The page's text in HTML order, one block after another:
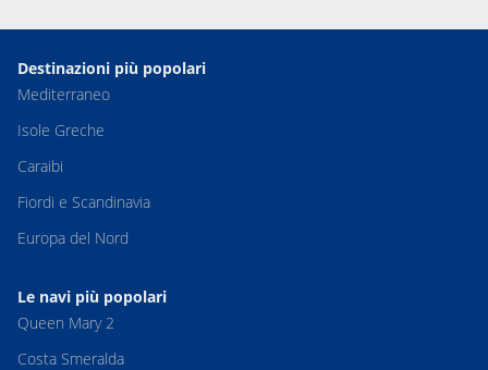
Destinazioni più popolari
Mediterraneo
Isole Greche
Caraibi
Fiordi e Scandinavia
Europa del Nord
Le navi più popolari
Queen Mary 2
Costa Smeralda